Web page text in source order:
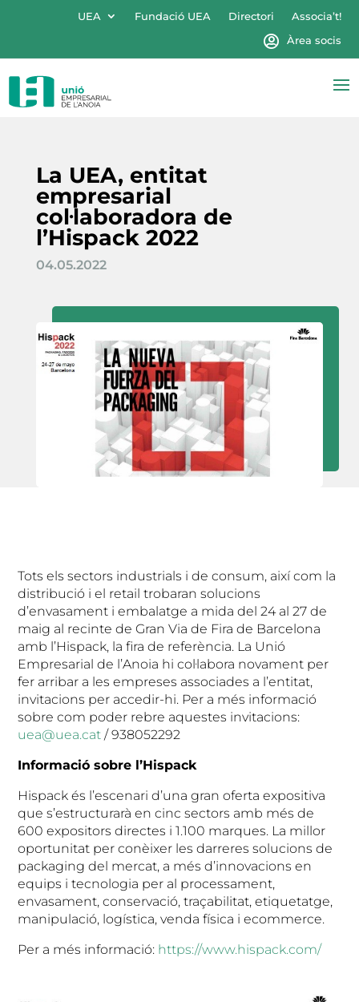
UEA Fundació UEA Directori
Associa’t!
Àrea socis
La UEA, entitat
empresarial
col·laboradora de
l’Hispack 2022
04.05.2022
Tots els sectors industrials i de consum, així com la
distribució i el retail trobaran solucions
d’envasament i embalatge a mida del 24 al 27 de
maig al recinte de Gran Via de Fira de Barcelona
amb l’Hispack, la fira de referència. La Unió
Empresarial de l’Anoia hi col·labora novament per
fer arribar a les empreses associades a l’entitat,
invitacions per accedir-hi. Per a més informació
sobre com poder rebre aquestes invitacions:
uea@uea.cat / 938052292
Informació sobre l’Hispack
Hispack és l’escenari d’una gran oferta expositiva
que s’estructurarà en cinc sectors amb més de
600 expositors directes i 1.100 marques. La millor
oportunitat per conèixer les darreres solucions de
packaging del mercat, a més d’innovacions en
equips i tecnologia per al processament,
envasament, conservació, traçabilitat, etiquetatge,
manipulació, logística, venda física i ecommerce.
Per a més informació: https://www.hispack.com/